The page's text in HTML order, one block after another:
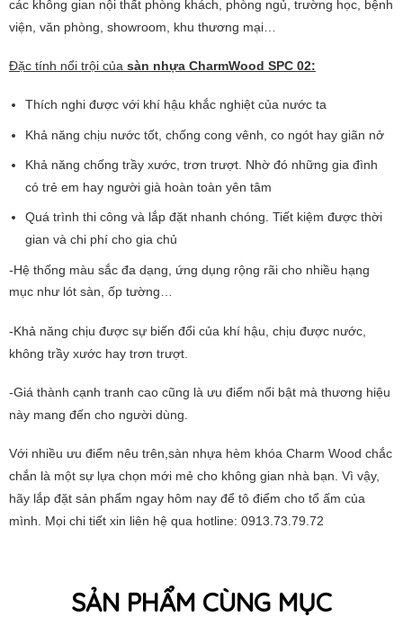
các không gian nội thất phòng khách, phòng ngủ, trường học, bệnh
viện, văn phòng, showroom, khu thương mại…
Đặc tính nổi trội của sàn nhựa CharmWood SPC 02:
Thích nghi được với khí hậu khắc nghiệt của nước ta
Khả năng chịu nước tốt, chống cong vênh, co ngót hay giãn nở
Khả năng chống trầy xước, trơn trượt. Nhờ đó những gia đình
có trẻ em hay người già hoàn toàn yên tâm
Quá trình thi công và lắp đặt nhanh chóng. Tiết kiệm được thời
gian và chi phí cho gia chủ
-Hệ thống màu sắc đa dạng, ứng dụng rộng rãi cho nhiều hạng
mục như lót sàn, ốp tường…
-Khả năng chịu được sự biến đổi của khí hậu, chịu được nước,
không trầy xước hay trơn trượt.
-Giá thành cạnh tranh cao cũng là ưu điểm nổi bật mà thương hiệu
này mang đến cho người dùng.
Với nhiều ưu điểm nêu trên,sàn nhựa hèm khóa Charm Wood chắc
chắn là một sự lựa chọn mới mẻ cho không gian nhà bạn. Vì vậy,
hãy lắp đặt sản phẩm ngay hôm nay để tô điểm cho tổ ấm của
mình. Mọi chi tiết xin liên hệ qua hotline: 0913.73.79.72
SẢN PHẨM CÙNG MỤC